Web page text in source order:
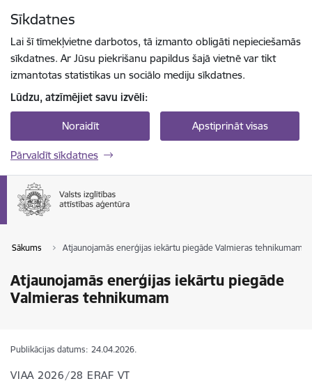
Sīkdatnes
Lai šī tīmekļvietne darbotos, tā izmanto obligāti nepieciešamās
sīkdatnes. Ar Jūsu piekrišanu papildus šajā vietnē var tikt
izmantotas statistikas un sociālo mediju sīkdatnes.
Lūdzu, atzīmējiet savu izvēli:
Noraidīt Apstiprināt visas
Pārvaldīt sīkdatnes
Sākums Atjaunojamās enerģijas iekārtu piegāde Valmieras tehnikumam
Atjaunojamās enerģijas iekārtu piegāde
Valmieras tehnikumam
Publikācijas datums: 24.04.2026.
VIAA 2026/28 ERAF VT